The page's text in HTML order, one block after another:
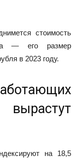
стоимость
— его размер
в 2023 году.
на 18,5